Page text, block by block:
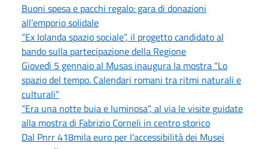
Buoni spesa e pacchi regalo: gara di donazioni
all’emporio solidale
“Ex Iolanda spazio sociale”, il progetto candidato al
bando sulla partecipazione della Regione
Giovedì 5 gennaio al Musas inaugura la mostra “Lo
spazio del tempo. Calendari romani tra ritmi naturali e
culturali”
“Era una notte buia e luminosa”, al via le visite guidate
alla mostra di Fabrizio Corneli in centro storico
Dal Pnrr 418mila euro per l’accessibilità dei Musei